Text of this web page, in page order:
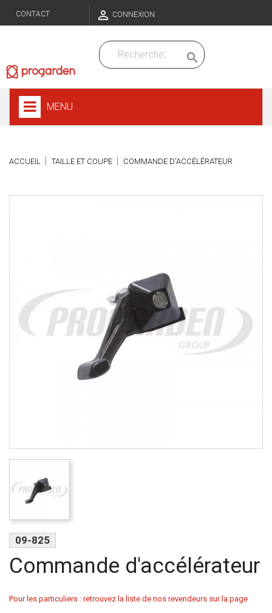
CONTACT  CONNEXION

MENU
ACCUEIL TAILLE ET COUPE COMMANDE D'ACCÉLÉRATEUR
09-825
Commande d'accélérateur
Pour les particuliers : retrouvez la liste de nos revendeurs sur la page